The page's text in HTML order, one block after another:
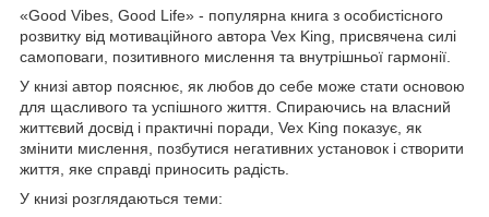
«Good Vibes, Good Life» - популярна книга з особистісного
розвитку від мотиваційного автора Vex King, присвячена силі
самоповаги, позитивного мислення та внутрішньої гармонії.
У книзі автор пояснює, як любов до себе може стати основою
для щасливого та успішного життя. Спираючись на власний
життєвий досвід і практичні поради, Vex King показує, як
змінити мислення, позбутися негативних установок і створити
життя, яке справді приносить радість.
У книзі розглядаються теми: